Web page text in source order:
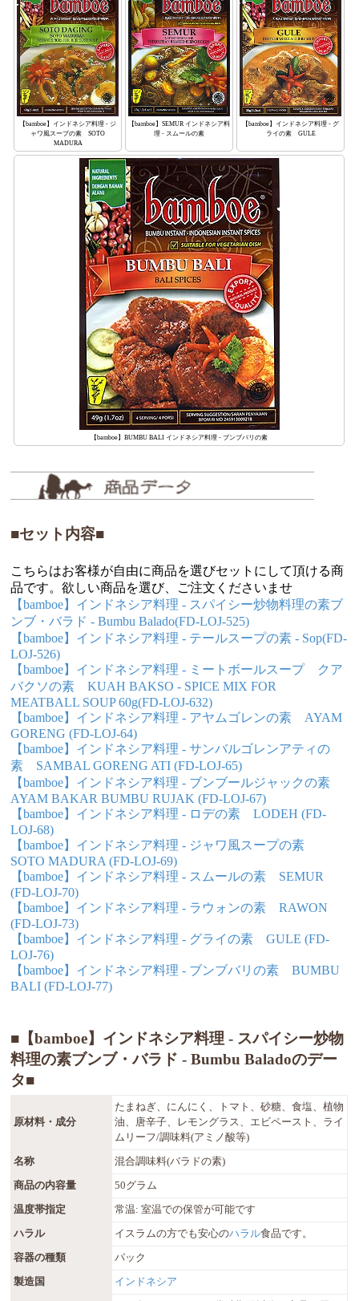
【bamboe】インドネシア料理 - ジ
ャワ風スープの素 SOTO
MADURA
【bamboe】SEMUR インドネシア料
理 - スムールの素
【bamboe】インドネシア料理 - グ
ライの素 GULE
【bamboe】BUMBU BALI インドネシア料理 - ブンブバリの素
■セット内容■
こちらはお客様が自由に商品を選びセットにして頂ける商
品です。欲しい商品を選び、ご注文くださいませ
【bamboe】インドネシア料理 - スパイシー炒物料理の素ブ
ンブ・バラド - Bumbu Balado(FD-LOJ-525)
【bamboe】インドネシア料理 - テールスープの素 - Sop(FD-
LOJ-526)
【bamboe】インドネシア料理 - ミートボールスープ クア
バクソの素 KUAH BAKSO - SPICE MIX FOR
MEATBALL SOUP 60g(FD-LOJ-632)
【bamboe】インドネシア料理 - アヤムゴレンの素 AYAM
GORENG (FD-LOJ-64)
【bamboe】インドネシア料理 - サンバルゴレンアティの
素 SAMBAL GORENG ATI (FD-LOJ-65)
【bamboe】インドネシア料理 - ブンブールジャックの素
AYAM BAKAR BUMBU RUJAK (FD-LOJ-67)
【bamboe】インドネシア料理 - ロデの素 LODEH (FD-
LOJ-68)
【bamboe】インドネシア料理 - ジャワ風スープの素
SOTO MADURA (FD-LOJ-69)
【bamboe】インドネシア料理 - スムールの素 SEMUR
(FD-LOJ-70)
【bamboe】インドネシア料理 - ラウォンの素 RAWON
(FD-LOJ-73)
【bamboe】インドネシア料理 - グライの素 GULE (FD-
LOJ-76)
【bamboe】インドネシア料理 - ブンブバリの素 BUMBU
BALI (FD-LOJ-77)
■【bamboe】インドネシア料理 - スパイシー炒物
料理の素ブンブ・バラド - Bumbu Baladoのデー
タ■
原材料・成分
たまねぎ、にんにく、トマト、砂糖、食塩、植物
油、唐辛子、レモングラス、エビペースト、ライ
ムリーフ/調味料(アミノ酸等)
名称 混合調味料(バラドの素)
商品の内容量 50グラム
温度帯指定 常温: 室温での保管が可能です
ハラル イスラムの方でも安心のハラル食品です。
容器の種類 パック
製造国 インドネシア